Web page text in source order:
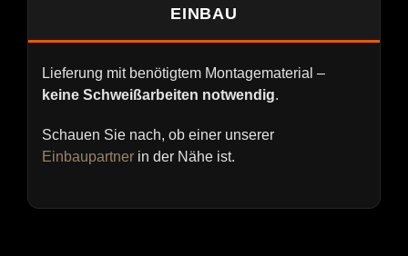
EINBAU
Lieferung mit benötigtem Montagematerial –
keine Schweißarbeiten notwendig.
Schauen Sie nach, ob einer unserer
Einbaupartner in der Nähe ist.